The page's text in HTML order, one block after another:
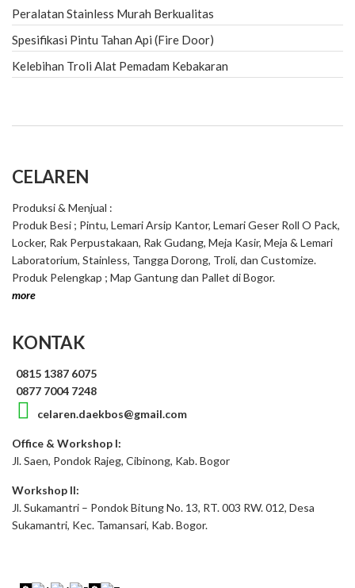
Peralatan Stainless Murah Berkualitas
Spesifikasi Pintu Tahan Api (Fire Door)
Kelebihan Troli Alat Pemadam Kebakaran
CELAREN
Produksi & Menjual :
Produk Besi ; Pintu, Lemari Arsip Kantor, Lemari Geser Roll O Pack,
Locker, Rak Perpustakaan, Rak Gudang, Meja Kasir, Meja & Lemari
Laboratorium, Stainless, Tangga Dorong, Troli, dan Customize.
Produk Pelengkap ; Map Gantung dan Pallet di Bogor.
more
KONTAK
0815 1387 6075
0877 7004 7248
celaren.daekbos@gmail.com
Office & Workshop I:
Jl. Saen, Pondok Rajeg, Cibinong, Kab. Bogor
Workshop II:
Jl. Sukamantri – Pondok Bitung No. 13, RT. 003 RW. 012, Desa
Sukamantri, Kec. Tamansari, Kab. Bogor.